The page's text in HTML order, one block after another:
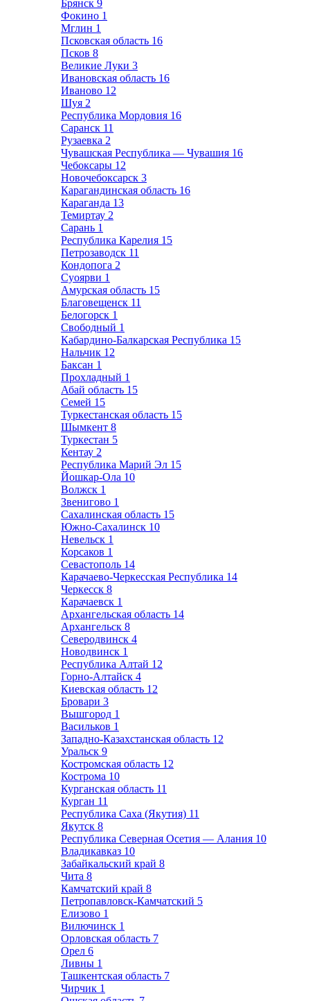
Брянск 9
Фокино 1
Мглин 1
Псковская область 16
Псков 8
Великие Луки 3
Ивановская область 16
Иваново 12
Шуя 2
Республика Мордовия 16
Саранск 11
Рузаевка 2
Чувашская Республика — Чувашия 16
Чебоксары 12
Новочебоксарск 3
Карагандинская область 16
Караганда 13
Темиртау 2
Сарань 1
Республика Карелия 15
Петрозаводск 11
Кондопога 2
Суоярви 1
Амурская область 15
Благовещенск 11
Белогорск 1
Свободный 1
Кабардино-Балкарская Республика 15
Нальчик 12
Баксан 1
Прохладный 1
Абай область 15
Семей 15
Туркестанская область 15
Шымкент 8
Туркестан 5
Кентау 2
Республика Марий Эл 15
Йошкар-Ола 10
Волжск 1
Звенигово 1
Сахалинская область 15
Южно-Сахалинск 10
Невельск 1
Корсаков 1
Севастополь 14
Карачаево-Черкесская Республика 14
Черкесск 8
Карачаевск 1
Архангельская область 14
Архангельск 8
Северодвинск 4
Новодвинск 1
Республика Алтай 12
Горно-Алтайск 4
Киевская область 12
Бровари 3
Вышгород 1
Васильков 1
Западно-Казахстанская область 12
Уральск 9
Костромская область 12
Кострома 10
Курганская область 11
Курган 11
Республика Саха (Якутия) 11
Якутск 8
Республика Северная Осетия — Алания 10
Владикавказ 10
Забайкальский край 8
Чита 8
Камчатский край 8
Петропавловск-Камчатский 5
Елизово 1
Вилючинск 1
Орловская область 7
Орел 6
Ливны 1
Ташкентская область 7
Чирчик 1